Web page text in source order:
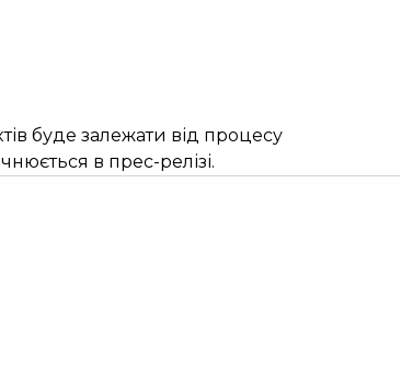
буде залежати від процесу
в прес-релізі.